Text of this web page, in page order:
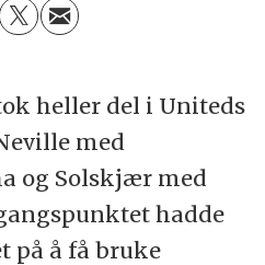
heller del i Uniteds
med
og Solskjær med
hadde
på å få bruke